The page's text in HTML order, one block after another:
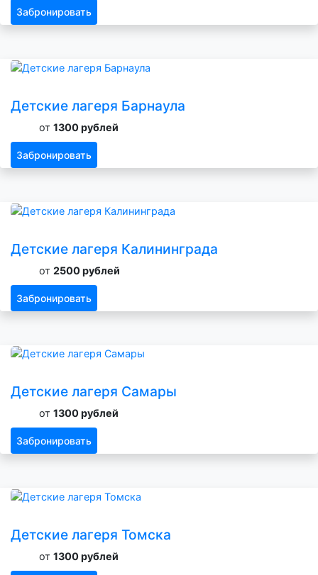
Забронировать
Детские лагеря Барнаула
от 1300 рублей
Забронировать
Детские лагеря Калининграда
от 2500 рублей
Забронировать
Детские лагеря Самары
от 1300 рублей
Забронировать
Детские лагеря Томска
от 1300 рублей